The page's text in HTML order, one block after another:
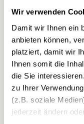
Wir verwenden
Damit wir Ihnen ein
anbieten können,
platziert, damit wir
Ihnen somit die
die Sie
zu Ihrer
(z.B. soziale
jederzeit ändern